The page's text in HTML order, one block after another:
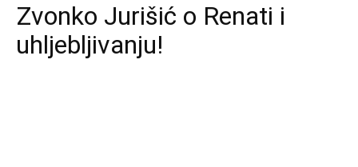
Zvonko Jurišić o Renati i
uhljebljivanju!